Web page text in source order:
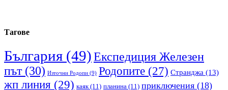
Тагове
България (49)Експедиция Железен
път(30) Източни Родопи (9) Родопите (27) Странджа (13)
жп линия (29) каяк(11) планина (11) приключения (18)